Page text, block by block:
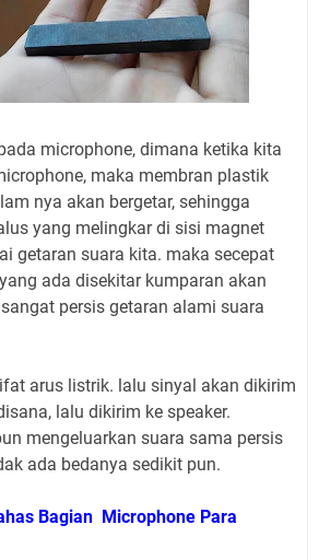
microphone, dimana ketika kita
maka membran plastik
nya akan bergetar, sehingga
yang melingkar di sisi magnet
getaran suara kita. maka secepat
ada disekitar kumparan akan
persis getaran alami suara
arus listrik. lalu sinyal akan dikirim
lalu dikirim ke speaker.
mengeluarkan suara sama persis
ada bedanya sedikit pun.
Bagian Microphone Para